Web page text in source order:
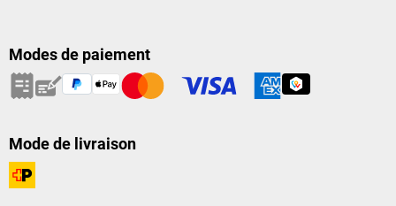
Modes de paiement
Mode de livraison